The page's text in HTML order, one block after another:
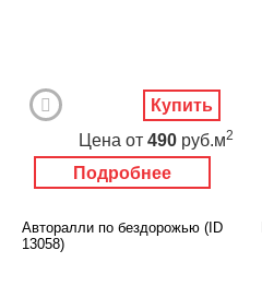
Подробнее
Цена от 490 руб.м2
Купить
Авторалли по бездорожью (ID
13058)